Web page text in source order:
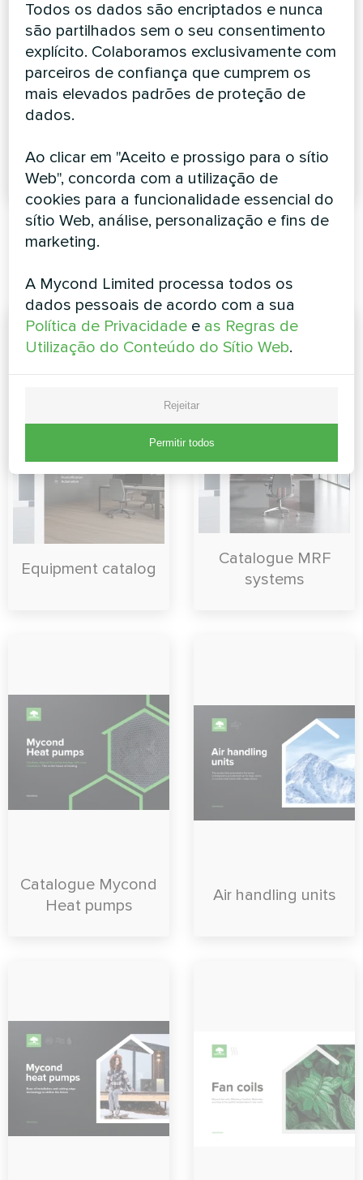
Modular air-cooled
Updated version
wall-mounted fan
coils
Каталоги
Equipment catalog
Catalogue MRF
systems
Catalogue Mycond
Heat pumps
Air handling units
Todos os dados são encriptados e nunca
são partilhados sem o seu consentimento
explícito. Colaboramos exclusivamente com
parceiros de confiança que cumprem os
mais elevados padrões de proteção de
dados.
Ao clicar em "Aceito e prossigo para o sítio
Web", concorda com a utilização de
cookies para a funcionalidade essencial do
sítio Web, análise, personalização e fins de
marketing.
A Mycond Limited processa todos os
dados pessoais de acordo com a sua
Política de Privacidade e as Regras de
Utilização do Conteúdo do Sítio Web.
Rejeitar
Permitir todos